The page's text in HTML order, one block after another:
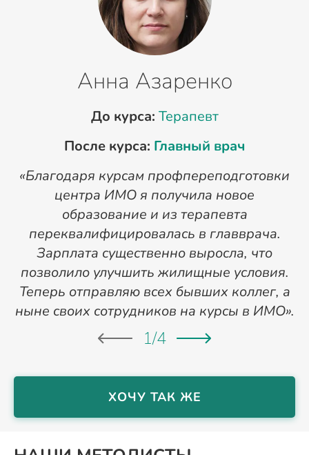
Анна Азаренко
До курса: Терапевт
После курса: Главный врач
«Благодаря курсам профпереподготовки
центра ИМО я получила новое
образование и из терапевта
переквалифицировалась в главврача.
Зарплата существенно выросла, что
позволило улучшить жилищные условия.
Теперь отправляю всех бывших коллег, а
ныне своих сотрудников на курсы в ИМО».
1/4
ХОЧУ ТАК ЖЕ